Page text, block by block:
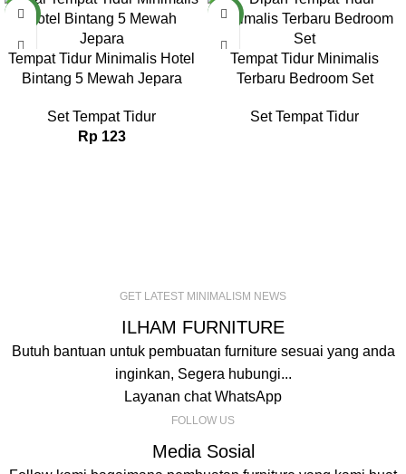
NEW
Tempat Tidur Minimalis Hotel
Bintang 5 Mewah Jepara
Set Tempat Tidur
Rp123
NEW
Tempat Tidur Minimalis
Terbaru Bedroom Set
Set Tempat Tidur
GET LATEST MINIMALISM NEWS
ILHAM FURNITURE
Butuh bantuan untuk pembuatan furniture sesuai yang anda
inginkan, Segera hubungi...
Layanan chat WhatsApp
FOLLOW US
Media Sosial